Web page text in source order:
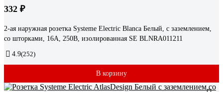
332 ₽
2-ая наружная розетка Systeme Electric Blanca Белый, с заземлением,
со шторками, 16А, 250В, изолированная SE BLNRA011211
4.9(252)
В корзину